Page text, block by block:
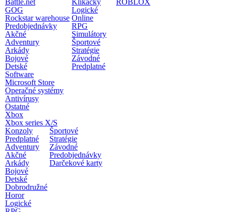
Battle.net
GOG
Rockstar warehouse
Predobjednávky
Akčné
Adventury
Arkády
Bojové
Detské
Klikačky
Logické
Online
RPG
Simulátory
Športové
Stratégie
Závodné
Predplatné
ROBLOX
Software
Microsoft Store
Operačné systémy
Antivírusy
Ostatné
Xbox
Xbox series X/S
Konzoly
Predplatné
Adventury
Akčné
Arkády
Bojové
Detské
Dobrodružné
Horor
Logické
Športové
Stratégie
Závodné
Predobjednávky
Darčekové karty